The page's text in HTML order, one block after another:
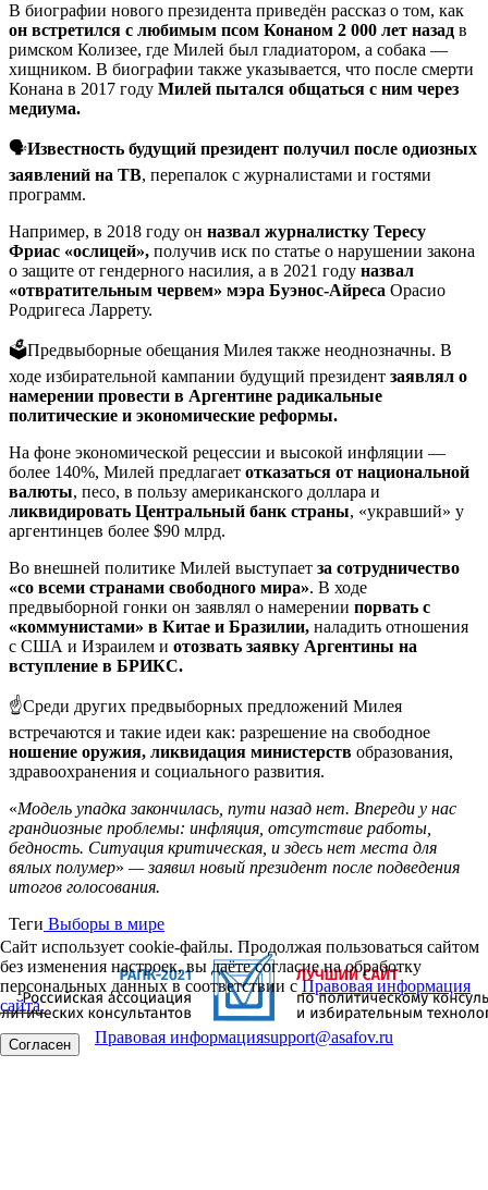
В биографии нового президента приведён рассказ о том, как
он встретился с любимым псом Конаном 2 000 лет назад в
римском Колизее, где Милей был гладиатором, а собака —
хищником. В биографии также указывается, что после смерти
Конана в 2017 году Милей пытался общаться с ним через
медиума.
🗣Известность будущий президент получил после одиозных
заявлений на ТВ, перепалок с журналистами и гостями
программ.
Например, в 2018 году он назвал журналистку Тересу
Фриас «ослицей», получив иск по статье о нарушении закона
о защите от гендерного насилия, а в 2021 году назвал
«отвратительным червем» мэра Буэнос-Айреса Орасио
Родригеса Ларрету.
🗳Предвыборные обещания Милея также неоднозначны. В
ходе избирательной кампании будущий президент заявлял о
намерении провести в Аргентине радикальные
политические и экономические реформы.
На фоне экономической рецессии и высокой инфляции —
более 140%, Милей предлагает отказаться от национальной
валюты, песо, в пользу американского доллара и
ликвидировать Центральный банк страны, «укравший» у
аргентинцев более $90 млрд.
Во внешней политике Милей выступает за сотрудничество
«со всеми странами свободного мира». В ходе
предвыборной гонки он заявлял о намерении порвать с
«коммунистами» в Китае и Бразилии, наладить отношения
с США и Израилем и отозвать заявку Аргентины на
вступление в БРИКС.
☝️Среди других предвыборных предложений Милея
встречаются и такие идеи как: разрешение на свободное
ношение оружия, ликвидация министерств образования,
здравоохранения и социального развития.
«Модель упадка закончилась, пути назад нет. Впереди у нас
грандиозные проблемы: инфляция, отсутствие работы,
бедность. Ситуация критическая, и здесь нет места для
вялых полумер» — заявил новый президент после подведения
итогов голосования.
Теги Выборы в мире
Сайт использует cookie-файлы. Продолжая пользоваться сайтом
без изменения настроек, вы даёте согласие на обработку
персональных данных в соответствии сПравовая информация
сайта.
Согласен Правовая информацияsupport@asafov.ru